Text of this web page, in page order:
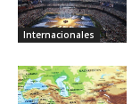
Internacionales